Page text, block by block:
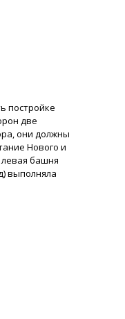
постройке
две
они должны
Нового и
левая башня
выполняла